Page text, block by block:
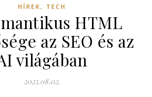
HÍREK, TECH
HTML
az SEO és az
világában
2025.08.02.